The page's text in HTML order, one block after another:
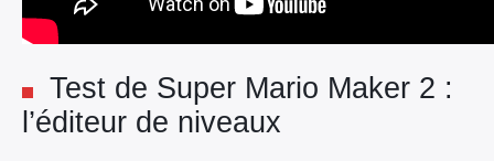
Test de Super Mario Maker 2 :
l’éditeur de niveaux